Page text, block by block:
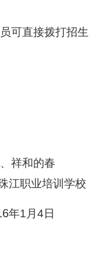
可直接拨打招生
祥和的春
培训学校
年1月4日